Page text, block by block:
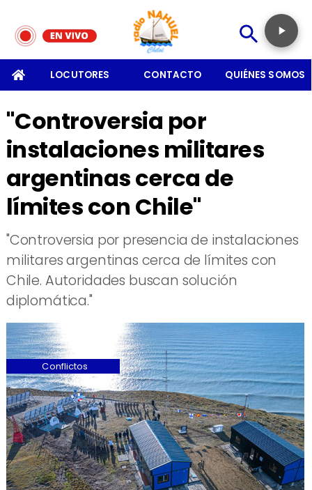
LOCUTORES CONTACTO QUIÉNES SOMOS
"Controversia por
instalaciones militares
argentinas cerca de
límites con Chile"
"Controversia por presencia de instalaciones
militares argentinas cerca de límites con
Chile. Autoridades buscan solución
diplomática."
Conflictos